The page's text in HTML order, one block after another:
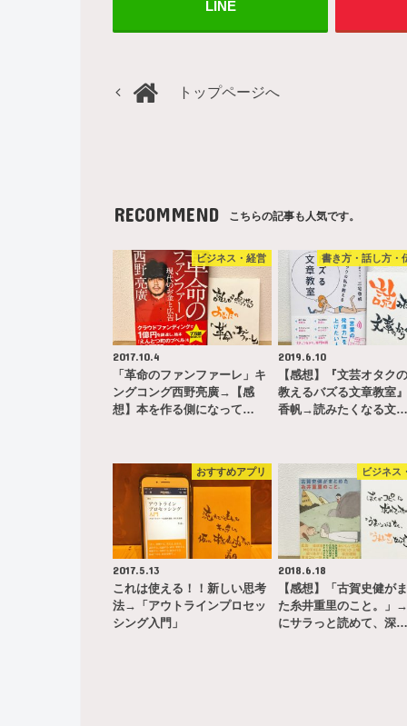
LINE
トップページへ
RECOMMEND こちらの記事も人気です。
ビジネス・経営
2017.10.4
「革命のファンファーレ」キ
ングコング西野亮廣→【感
想】本を作る側になって…
書き方・話し方・
2019.6.10
【感想】『文芸オタク
教えるバズる文章教室
香帆→読みたくなる文…
おすすめアプリ
2017.5.13
これは使える！！新しい思考
法→「アウトラインプロセッ
シング入門」
ビジネス
2018.6.18
【感想】「古賀史健が
た糸井重里のこと。」
にサラっと読めて、深…